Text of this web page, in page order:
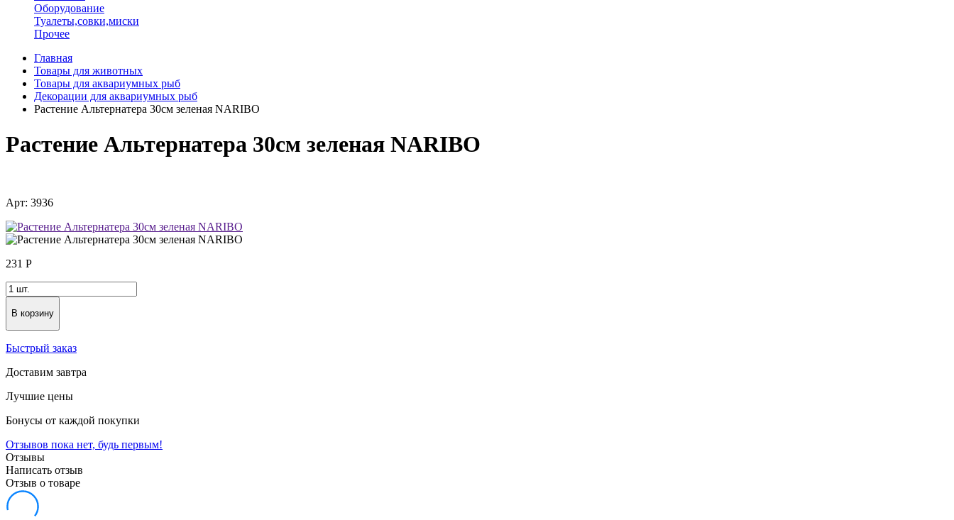
Оборудование
Туалеты,совки,миски
Прочее
Главная
Товары для животных
Товары для аквариумных рыб
Декорации для аквариумных рыб
Растение Альтернатера 30см зеленая NARIBO
Растение Альтернатера 30см зеленая NARIBO
Арт: 3936
231 Р
В корзину
Быстрый заказ
Доставим завтра
Лучшие цены
Бонусы от каждой покупки
Отзывов пока нет, будь первым!
Отзывы
Написать отзыв
Отзыв о товаре